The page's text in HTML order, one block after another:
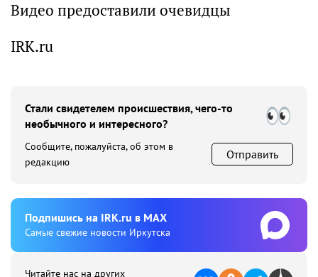
Видео предоставили очевидцы
IRK.ru
Стали свидетелем происшествия, чего-то
необычного и интересного?
Сообщите, пожалуйста, об этом в
редакцию
Отправить
Подпишиcь на IRK.ru в MAX
Cамые свежие новости Иркутска
Читайте нас на других